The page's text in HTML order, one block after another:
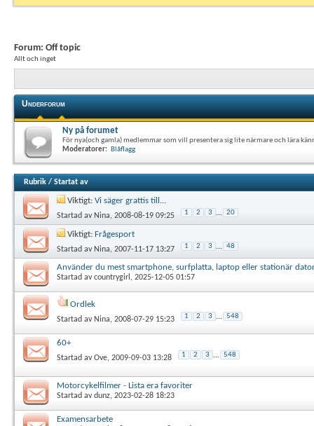
Forum: Off topic
Allt och inget
Underforum
Ny på forumet
För nya(och gamla) medlemmar som vill presentera sig lite närmare och lära
Moderatorer: Blåflagg
Rubrik / Startat av
Viktigt: Vi säger grattis till...
Startad av Nina, 2008-08-19 09:25 1 2 3 ... 20
Viktigt: Frågesport
Startad av Nina, 2007-11-17 13:27 1 2 3 ... 48
Använder du mest smartphone, surfplatta, laptop eller stationär
Startad avcountrygirl , 2025-12-05 01:57
Ordlek
Startad av Nina, 2008-07-29 15:23 1 2 3 ... 548
60+
Startad avOve, 2009-09-03 13:28 1 2 3 ... 548
Motorcykelfilmer - Lista era favoriter
Startad avdunz, 2023-02-28 18:23
Examensarbete